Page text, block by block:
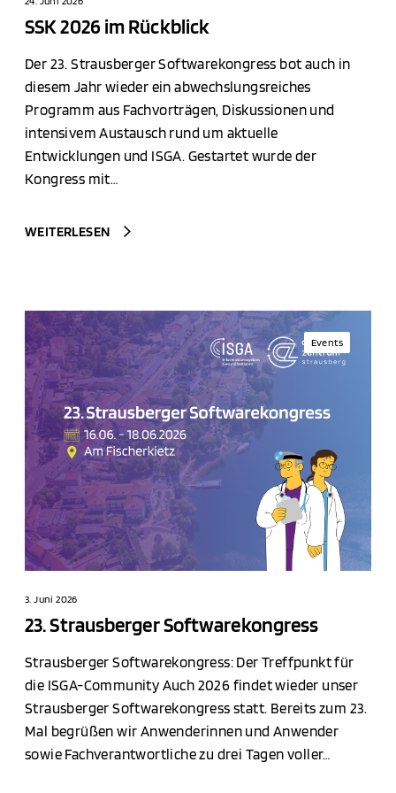
b
i
c
k
SSK 2026 im Rückblick
Der 23. Strausberger Softwarekongress bot auch in
diesem Jahr wieder ein abwechslungsreiches
Programm aus Fachvorträgen, Diskussionen und
intensivem Austausch rund um aktuelle
Entwicklungen und ISGA. Gestartet wurde der
Kongress mit…
WEITERLESEN
3
.
S
t
r
s
b
e
r
g
e
S
o
f
t
w
Events
3. Juni 2026
23. Strausberger Softwarekongress
Strausberger Softwarekongress: Der Treffpunkt für
die ISGA-Community Auch 2026 findet wieder unser
Strausberger Softwarekongress statt. Bereits zum 23.
Mal begrüßen wir Anwenderinnen und Anwender
sowie Fachverantwortliche zu drei Tagen voller…